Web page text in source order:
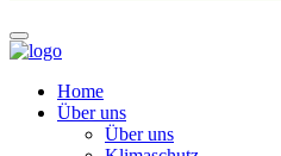
Home
Über uns
Über uns